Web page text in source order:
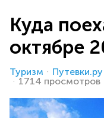
Куда
октябре
Туризм Путевки.ру
1714 просмотров